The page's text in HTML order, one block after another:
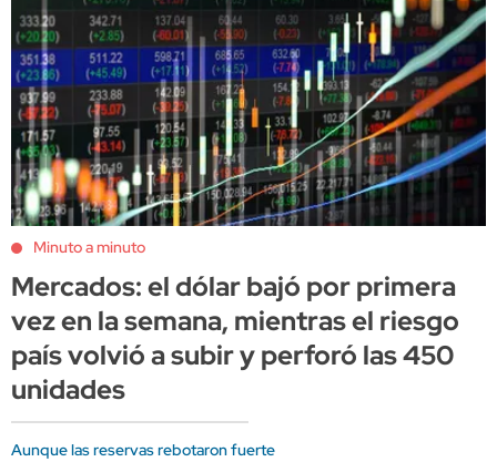
Minuto a minuto
Mercados: el dólar bajó por primera
vez en la semana, mientras el riesgo
país volvió a subir y perforó las 450
unidades
Aunque las reservas rebotaron fuerte